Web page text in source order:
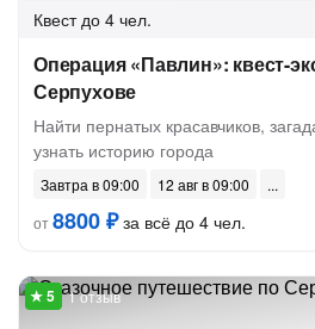
Квест до 4 чел.
Операция «Павлин»: квест-
Серпухове
Найти пернатых красавчиков,
узнать историю города
Завтра в 09:00
12 авг в 09:00
от8800 ₽за всё до 4 чел.
1 отзыв